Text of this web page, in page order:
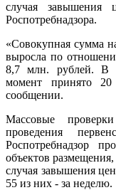
случая завышения
Роспотребнадзора.
«Совокупная сумма
выросла по
8,7 млн. рублей. В
момент принято
сообщении.
Массовые
проведения
Роспотребнадзор
объектов
случая завышения
55 из них - за неделю.